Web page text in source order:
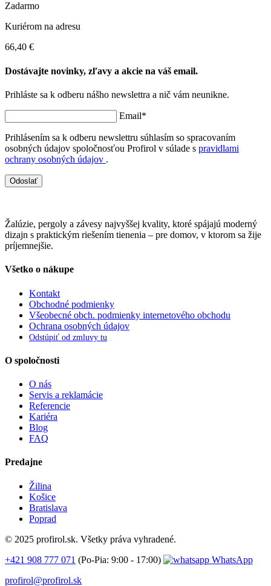
Zadarmo
Kuriérom na adresu
66,40 €
Dostávajte novinky, zľavy a akcie na váš email.
Prihláste sa k odberu nášho newslettra a nič vám neunikne.
Email*
Prihlásením sa k odberu newslettru súhlasím so spracovaním
osobných údajov spoločnosťou Profirol v súlade s pravidlami
ochrany osobných údajov .
Odoslať
Žalúzie, pergoly a závesy najvyššej kvality, ktoré spájajú moderný
dizajn s praktickým riešením tienenia – pre domov, v ktorom sa žije
príjemnejšie.
Všetko o nákupe
Kontakt
Obchodné podmienky
Všeobecné obch. podmienky internetového obchodu
Ochrana osobných údajov
Odstúpiť od zmluvy tu
O spoločnosti
O nás
Servis a reklamácie
Referencie
Kariéra
Blog
FAQ
Predajne
Žilina
Košice
Bratislava
Poprad
© 2025 profirol.sk. Všetky práva vyhradené.
+421 908 777 071 (Po-Pia: 9:00 - 17:00)
WhatsApp
profirol@profirol.sk